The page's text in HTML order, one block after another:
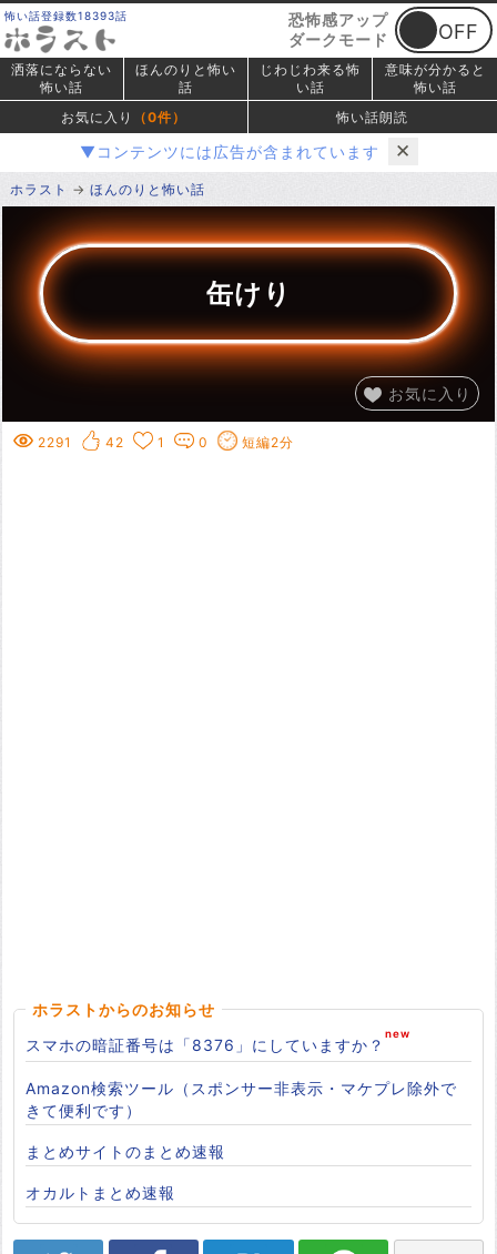
怖い話登録数18393話
恐怖感アップ
ダークモード
洒落にならない
怖い話
ほんのりと怖い
話
じわじわ来る怖
い話
意味が分かると
怖い話
お気に入り
（0件） 怖い話朗読
▼コンテンツには広告が含まれています ✕
ホラスト ほんのりと怖い話
缶けり
お気に入り
2291 42 1 0 短編2分
ホラストからのお知らせ
スマホの暗証番号は「8376」にしていますか？
Amazon検索ツール（スポンサー非表示・マケプレ除外で
きて便利です）
まとめサイトのまとめ速報
オカルトまとめ速報